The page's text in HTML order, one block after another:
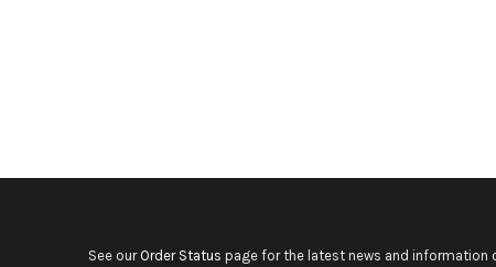
See our Order Status page for the latest news and